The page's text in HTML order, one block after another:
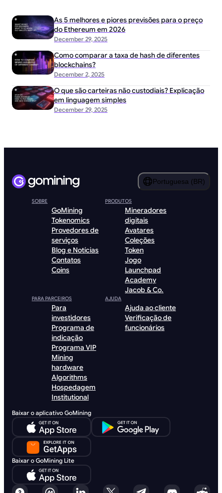
December 29, 2025
As 5 melhores e piores previsões para o preço
do Ethereum em 2026
December 2, 2025
Como comparar a taxa de hash de diferentes
blockchains?
December 29, 2025
O que são carteiras não custodiais? Explicação
em linguagem simples
Portuguesa (BR)
SOBRE
GoMining
Tokenomics
Provedores de
serviços
Blog e Notícias
Contatos
Coins
PRODUTOS
Mineradores
digitais
Avatares
Coleções
Token
Jogo
Launchpad
Academy
Jacob & Co.
PARA PARCEIROS
Para
investidores
Programa de
indicação
Programa VIP
Mining
hardware
Algorithms
Hospedagem
Institutional
AJUDA
Ajuda ao cliente
Verificação de
funcionários
Baixar o aplicativo GoMining
Baixar o GoMining Lite